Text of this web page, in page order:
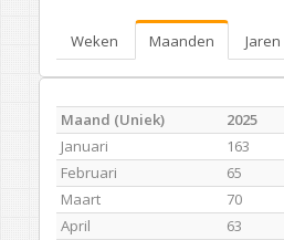
Weken
Maanden Jaren
Maand (Uniek) 2025
Januari
163
Februari
65
Maart
70
April
63